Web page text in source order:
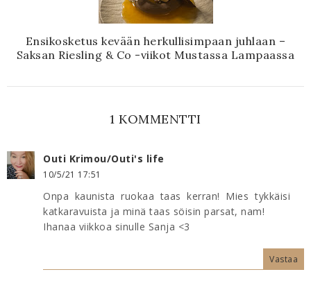
Ensikosketus kevään herkullisimpaan juhlaan –
Saksan Riesling & Co -viikot Mustassa Lampaassa
1 KOMMENTTI
Outi Krimou/Outi's life
10/5/21 17:51
Onpa kaunista ruokaa taas kerran! Mies tykkäisi
katkaravuista ja minä taas söisin parsat, nam!
Ihanaa viikkoa sinulle Sanja <3
Vastaa